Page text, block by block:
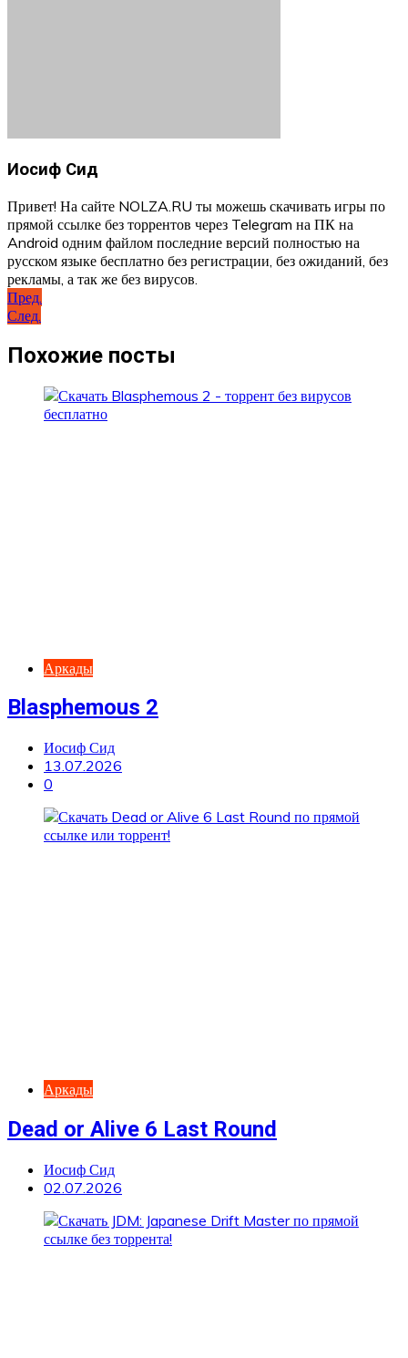
Иосиф Сид
Привет! На сайте NOLZA.RU ты можешь скачивать игры по
прямой ссылке без торрентов через Telegram на ПК на
Android одним файлом последние версий полностью на
русском языке бесплатно без регистрации, без ожиданий, без
рекламы, а так же без вирусов.
Навигация
по
записям
Пред.
След.
Похожие посты
Аркады
Blasphemous 2
Иосиф Сид
13.07.2026
0
Аркады
Dead or Alive 6 Last Round
Иосиф Сид
02.07.2026